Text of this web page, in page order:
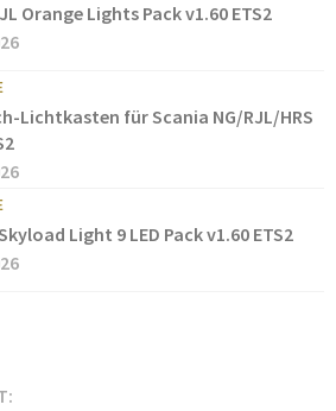
Orange Lights Pack v1.60 ETS2
Lichtkasten für Scania NG/RJL/HRS
Light 9 LED Pack v1.60 ETS2